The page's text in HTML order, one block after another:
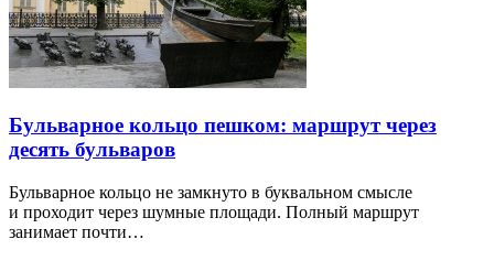
Бульварное кольцо пешком: маршрут через
десять бульваров
Бульварное кольцо не замкнуто в буквальном смысле
и проходит через шумные площади. Полный маршрут
занимает почти…